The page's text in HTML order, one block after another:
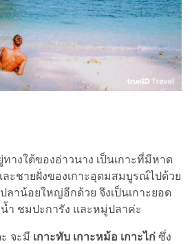
ทางใต้ของอ่าวนาง เป็นเกาะที่มีหาด
ะชายฝั่งของเกาะอุดมสมบูรณ์ไปด้วย
ลาน้อยใหญ่อีกด้วย จึงเป็นเกาะยอด
ำ ชมปะการัง และหมู่ปลาค่ะ
จะมี เกาะทับ เกาะหม้อ เกาะไก่ ซึ่ง